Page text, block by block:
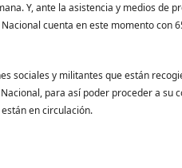
Y, ante la asistencia y medios de
cuenta en este momento con
sociales y militantes que están
para así poder proceder a su
en circulación.